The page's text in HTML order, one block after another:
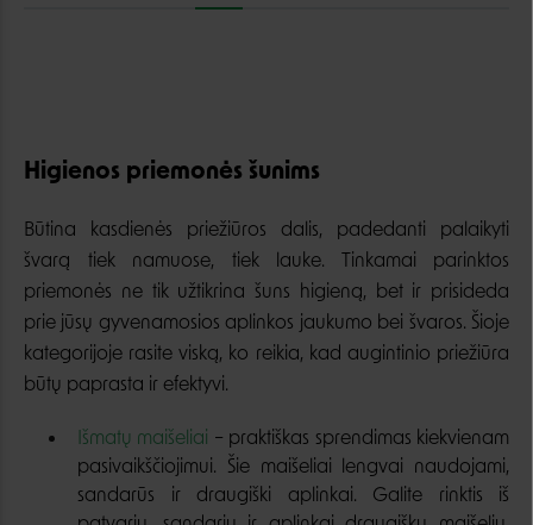
Higienos priemonės šunims
Būtina kasdienės priežiūros dalis, padedanti palaikyti
švarą tiek namuose, tiek lauke. Tinkamai parinktos
priemonės ne tik užtikrina šuns higieną, bet ir prisideda
prie jūsų gyvenamosios aplinkos jaukumo bei švaros. Šioje
kategorijoje rasite viską, ko reikia, kad augintinio priežiūra
būtų paprasta ir efektyvi.
Išmatų maišeliai – praktiškas sprendimas kiekvienam
pasivaikščiojimui. Šie maišeliai lengvai naudojami,
sandarūs ir draugiški aplinkai. Galite rinktis iš